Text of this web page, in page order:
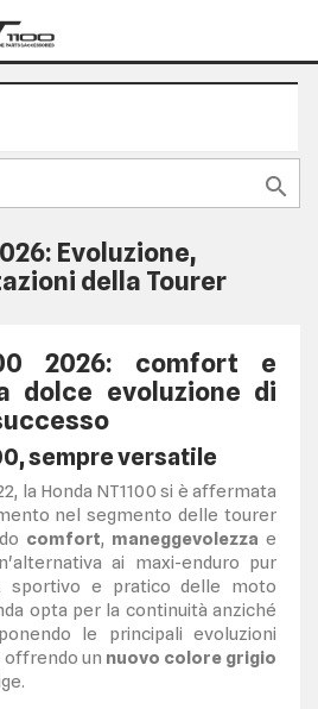

Evoluzione,
della Tourer
2026: comfort e
dolce evoluzione di
sempre versatile
la Honda NT1100 si è affermata
nel segmento delle tourer
comfort, maneggevolezza e
ai maxi-enduro pur
sportivo e pratico delle moto
opta per la continuità anziché
le principali evoluzioni
un nuovo colore grigio